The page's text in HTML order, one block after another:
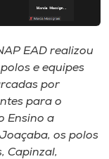
EAD realizou
e equipes
por
para o
Ensino a
os polos
Capinzal,